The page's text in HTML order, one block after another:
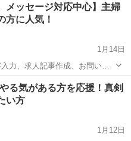
に比例して報 酬 U P！が見込
メッセージ対応中心】主婦
方に人気！
1月14日
力、求人記事作成、お問い合
の方でも安心
に比例して報 酬 U P！が見込
主婦
る気がある方を応援！真剣
い方
1月12日